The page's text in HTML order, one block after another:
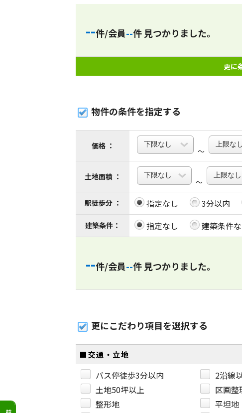
--件/会員--件 見つかりました。
更に
物件の条件を指定する
価格 ：
～
土地面積 ：
～
駅徒歩分 ： 指定なし 3分以内
建築条件： 指定なし 建築条件
--件/会員--件 見つかりました。
更にこだわり項目を選択する
■交通・立地
バス停徒歩3分以内 2沿線
土地50坪以上
区画整
整形地
平坦地